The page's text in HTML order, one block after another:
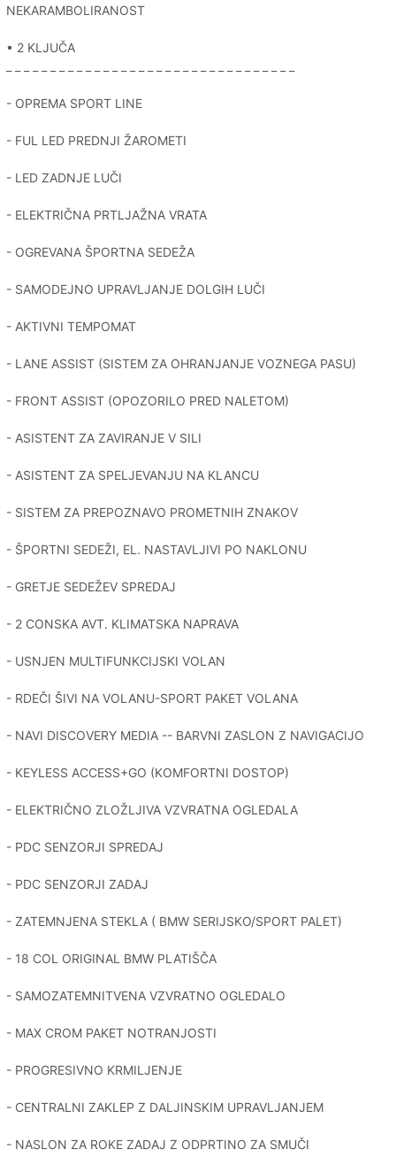
NEKARAMBOLIRANOST
• 2 KLJUČA
- OPREMA SPORT LINE
- FUL LED PREDNJI ŽAROMETI
- LED ZADNJE LUČI
- ELEKTRIČNA PRTLJAŽNA VRATA
- OGREVANA ŠPORTNA SEDEŽA
- SAMODEJNO UPRAVLJANJE DOLGIH LUČI
- AKTIVNI TEMPOMAT
- LANE ASSIST (SISTEM ZA OHRANJANJE VOZNEGA PASU)
- FRONT ASSIST (OPOZORILO PRED NALETOM)
- ASISTENT ZA ZAVIRANJE V SILI
- ASISTENT ZA SPELJEVANJU NA KLANCU
- SISTEM ZA PREPOZNAVO PROMETNIH ZNAKOV
- ŠPORTNI SEDEŽI, EL. NASTAVLJIVI PO NAKLONU
- GRETJE SEDEŽEV SPREDAJ
- 2 CONSKA AVT. KLIMATSKA NAPRAVA
- USNJEN MULTIFUNKCIJSKI VOLAN
- RDEČI ŠIVI NA VOLANU-SPORT PAKET VOLANA
- NAVI DISCOVERY MEDIA -- BARVNI ZASLON Z NAVIGACIJO
- KEYLESS ACCESS+GO (KOMFORTNI DOSTOP)
- ELEKTRIČNO ZLOŽLJIVA VZVRATNA OGLEDALA
- PDC SENZORJI SPREDAJ
- PDC SENZORJI ZADAJ
- ZATEMNJENA STEKLA ( BMW SERIJSKO/SPORT PALET)
- 18 COL ORIGINAL BMW PLATIŠČA
- SAMOZATEMNITVENA VZVRATNO OGLEDALO
- MAX CROM PAKET NOTRANJOSTI
- PROGRESIVNO KRMILJENJE
- CENTRALNI ZAKLEP Z DALJINSKIM UPRAVLJANJEM
- NASLON ZA ROKE ZADAJ Z ODPRTINO ZA SMUČI